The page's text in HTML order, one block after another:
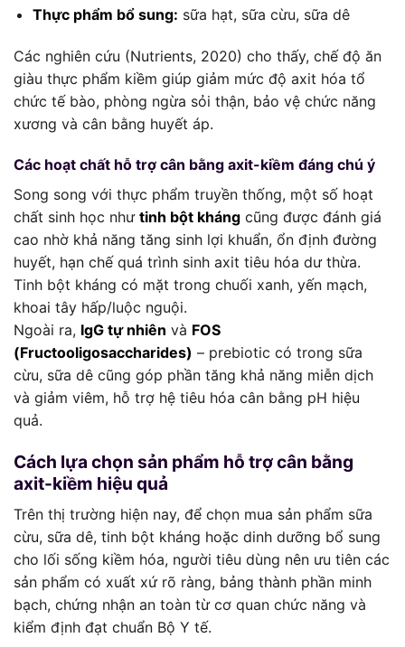
Thực phẩm bổ sung: sữa hạt, sữa cừu, sữa dê
Các nghiên cứu (Nutrients, 2020) cho thấy, chế độ ăn
giàu thực phẩm kiềm giúp giảm mức độ axit hóa tổ
chức tế bào, phòng ngừa sỏi thận, bảo vệ chức năng
xương và cân bằng huyết áp.
Các hoạt chất hỗ trợ cân bằng axit-kiềm đáng chú ý
Song song với thực phẩm truyền thống, một số hoạt
chất sinh học như tinh bột kháng cũng được đánh giá
cao nhờ khả năng tăng sinh lợi khuẩn, ổn định đường
huyết, hạn chế quá trình sinh axit tiêu hóa dư thừa.
Tinh bột kháng có mặt trong chuối xanh, yến mạch,
khoai tây hấp/luộc nguội.
Ngoài ra, IgG tự nhiên và FOS
(Fructooligosaccharides) – prebiotic có trong sữa
cừu, sữa dê cũng góp phần tăng khả năng miễn dịch
và giảm viêm, hỗ trợ hệ tiêu hóa cân bằng pH hiệu
quả.
Cách lựa chọn sản phẩm hỗ trợ cân bằng
axit-kiềm hiệu quả
Trên thị trường hiện nay, để chọn mua sản phẩm sữa
cừu, sữa dê, tinh bột kháng hoặc dinh dưỡng bổ sung
cho lối sống kiềm hóa, người tiêu dùng nên ưu tiên các
sản phẩm có xuất xứ rõ ràng, bảng thành phần minh
bạch, chứng nhận an toàn từ cơ quan chức năng và
kiểm định đạt chuẩn Bộ Y tế.